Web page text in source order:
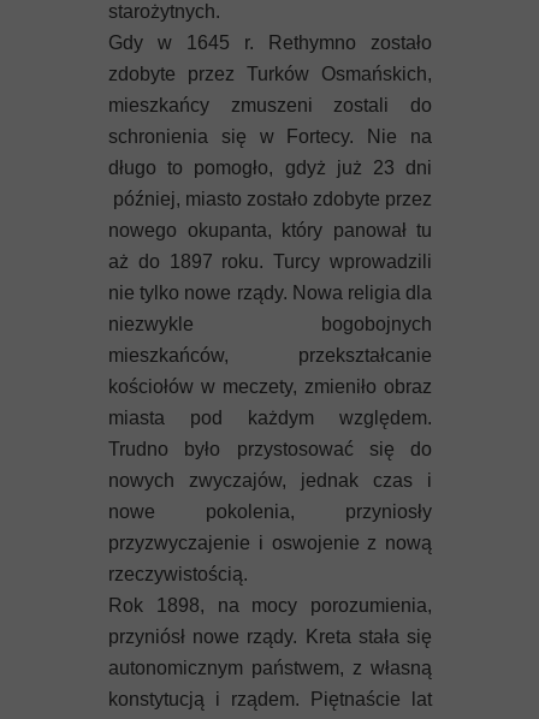
starożytnych.
Gdy w 1645 r. Rethymno zostało
zdobyte przez Turków Osmańskich,
mieszkańcy zmuszeni zostali do
schronienia się w Fortecy. Nie na
długo to pomogło, gdyż już 23 dni
później, miasto zostało zdobyte przez
nowego okupanta, który panował tu
aż do 1897 roku. Turcy wprowadzili
nie tylko nowe rządy. Nowa religia dla
niezwykle bogobojnych
mieszkańców, przekształcanie
kościołów w meczety, zmieniło obraz
miasta pod każdym względem.
Trudno było przystosować się do
nowych zwyczajów, jednak czas i
nowe pokolenia, przyniosły
przyzwyczajenie i oswojenie z nową
rzeczywistością.
Rok 1898, na mocy porozumienia,
przyniósł nowe rządy. Kreta stała się
autonomicznym państwem, z własną
konstytucją i rządem. Piętnaście lat